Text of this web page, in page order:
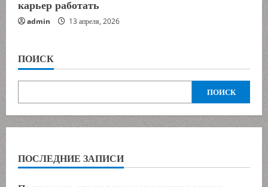
карьер работать
admin 13 апреля, 2026
ПОИСК
ПОИСК
ПОСЛЕДНИЕ ЗАПИСИ